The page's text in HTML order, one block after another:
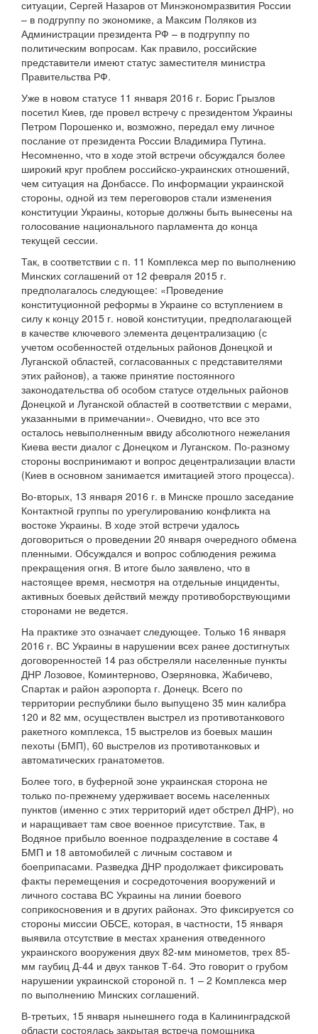
ситуации, Сергей Назаров от Минэкономразвития России
– в подгруппу по экономике, а Максим Поляков из
Администрации президента РФ – в подгруппу по
политическим вопросам. Как правило, российские
представители имеют статус заместителя министра
Правительства РФ.
Уже в новом статусе 11 января 2016 г. Борис Грызлов
посетил Киев, где провел встречу с президентом Украины
Петром Порошенко и, возможно, передал ему личное
послание от президента России Владимира Путина.
Несомненно, что в ходе этой встречи обсуждался более
широкий круг проблем российско-украинских отношений,
чем ситуация на Донбассе. По информации украинской
стороны, одной из тем переговоров стали изменения
конституции Украины, которые должны быть вынесены на
голосование национального парламента до конца
текущей сессии.
Так, в соответствии с п. 11 Комплекса мер по выполнению
Минских соглашений от 12 февраля 2015 г.
предполагалось следующее: «Проведение
конституционной реформы в Украине со вступлением в
силу к концу 2015 г. новой конституции, предполагающей
в качестве ключевого элемента децентрализацию (с
учетом особенностей отдельных районов Донецкой и
Луганской областей, согласованных с представителями
этих районов), а также принятие постоянного
законодательства об особом статусе отдельных районов
Донецкой и Луганской областей в соответствии с мерами,
указанными в примечании». Очевидно, что все это
осталось невыполненным ввиду абсолютного нежелания
Киева вести диалог с Донецком и Луганском. По-разному
стороны воспринимают и вопрос децентрализации власти
(Киев в основном занимается имитацией этого процесса).
Во-вторых, 13 января 2016 г. в Минске прошло заседание
Контактной группы по урегулированию конфликта на
востоке Украины. В ходе этой встречи удалось
договориться о проведении 20 января очередного обмена
пленными. Обсуждался и вопрос соблюдения режима
прекращения огня. В итоге было заявлено, что в
настоящее время, несмотря на отдельные инциденты,
активных боевых действий между противоборствующими
сторонами не ведется.
На практике это означает следующее. Только 16 января
2016 г. ВС Украины в нарушении всех ранее достигнутых
договоренностей 14 раз обстреляли населенные пункты
ДНР Лозовое, Коминтерново, Озеряновка, Жабичево,
Спартак и район аэропорта г. Донецк. Всего по
территории республики было выпущено 35 мин калибра
120 и 82 мм, осуществлен выстрел из противотанкового
ракетного комплекса, 15 выстрелов из боевых машин
пехоты (БМП), 60 выстрелов из противотанковых и
автоматических гранатометов.
Более того, в буферной зоне украинская сторона не
только по-прежнему удерживает восемь населенных
пунктов (именно с этих территорий идет обстрел ДНР), но
и наращивает там свое военное присутствие. Так, в
Водяное прибыло военное подразделение в составе 4
БМП и 18 автомобилей с личным составом и
боеприпасами. Разведка ДНР продолжает фиксировать
факты перемещения и сосредоточения вооружений и
личного состава ВС Украины на линии боевого
соприкосновения и в других районах. Это фиксируется со
стороны миссии ОБСЕ, которая, в частности, 15 января
выявила отсутствие в местах хранения отведенного
украинского вооружения двух 82-мм минометов, трех 85-
мм гаубиц Д-44 и двух танков Т-64. Это говорит о грубом
нарушении украинской стороной п. 1 – 2 Комплекса мер
по выполнению Минских соглашений.
В-третьих, 15 января нынешнего года в Калининградской
области состоялась закрытая встреча помощника